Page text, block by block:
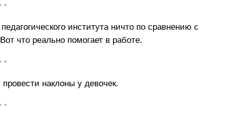
•
института ничто по сравнению с
что реально помогает в работе.
•
наклоны у девочек.
•